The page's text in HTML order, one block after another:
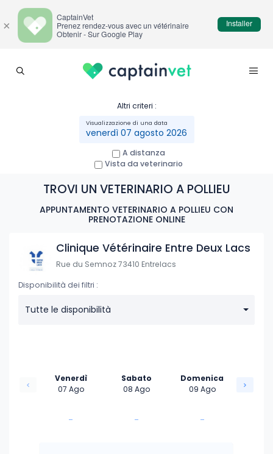
Altri criteri :
venerdì 07 agosto 2026
A distanza
Vista da veterinario
TROVI UN VETERINARIO A POLLIEU
APPUNTAMENTO VETERINARIO A POLLIEU CON
PRENOTAZIONE ONLINE
Clinique Vétérinaire Entre Deux Lacs
Rue du Semnoz 73410 Entrelacs
Disponibilità dei filtri :
Tutte le disponibilità
Venerdì
07 Ago
-
Sabato
08 Ago
-
Domenica
09 Ago
-
×
CaptainVet
Prenez rendez-vous avec un vétérinaire
Obtenir - Sur Google Play
Installer